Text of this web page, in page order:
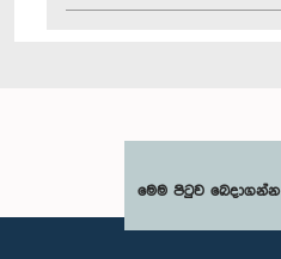
මෙම පිටුව බෙදාගන්න